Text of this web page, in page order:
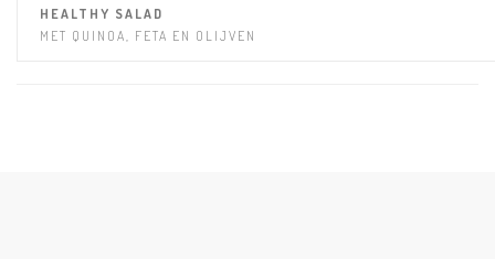
HEALTHY SALAD
MET QUINOA, FETA EN OLIJVEN